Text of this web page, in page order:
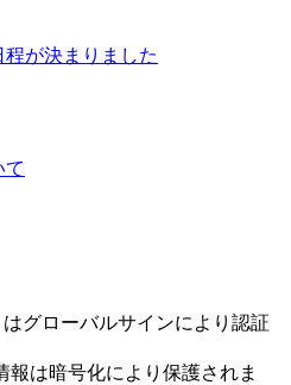
が決まりました
グローバルサインにより認証
報は暗号化により保護されま